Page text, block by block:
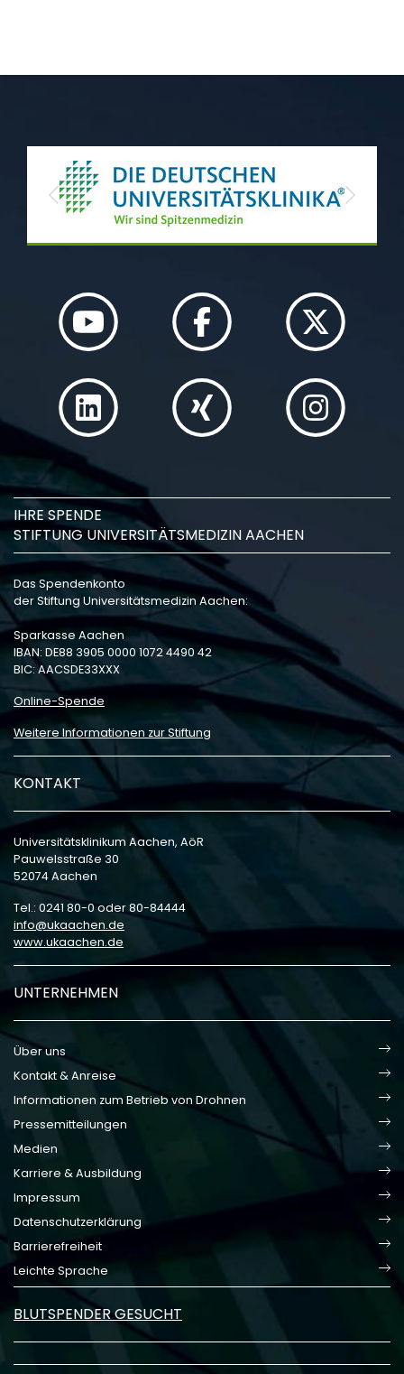
Previous Next
IHRE SPENDE
STIFTUNG UNIVERSITÄTSMEDIZIN AACHEN
Das Spendenkonto
der Stiftung Universitätsmedizin Aachen:
Sparkasse Aachen
IBAN: DE88 3905 0000 1072 4490 42
BIC: AACSDE33XXX
Online-Spende
Weitere Informationen zur Stiftung
KONTAKT
Universitätsklinikum Aachen, AöR
Pauwelsstraße 30
52074 Aachen
Tel.: 0241 80-0 oder 80-84444
info
ukaachen de
www.ukaachen.de
UNTERNEHMEN
Über uns
Kontakt & Anreise
Informationen zum Betrieb von Drohnen
Pressemitteilungen
Medien
Karriere & Ausbildung
Impressum
Datenschutzerklärung
Barrierefreiheit
Leichte Sprache
BLUTSPENDER GESUCHT